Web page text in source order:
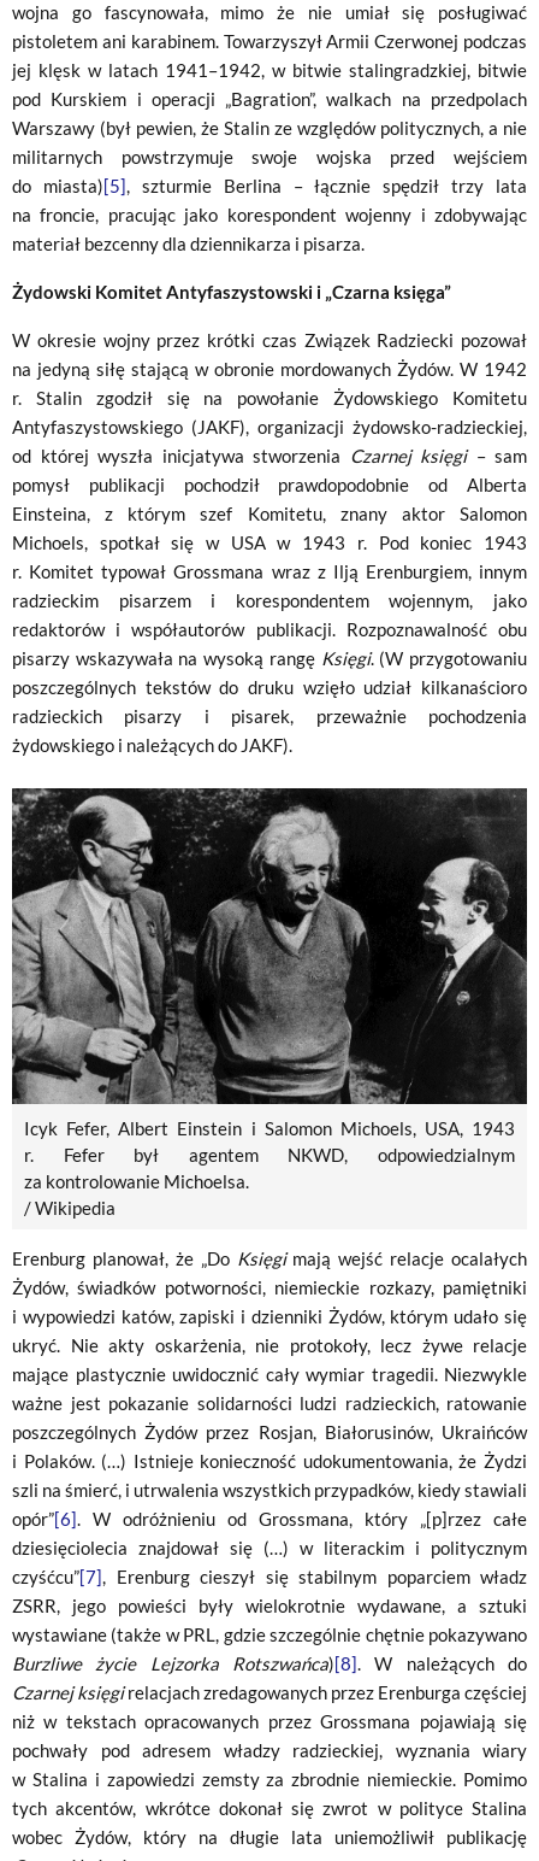
wojna go fascynowała, mimo że nie umiał się posługiwać
pistoletem ani karabinem. Towarzyszył Armii Czerwonej podczas
jej klęsk w latach 1941–1942, w bitwie stalingradzkiej, bitwie
pod Kurskiem i operacji „Bagration”, walkach na przedpolach
Warszawy (był pewien, że Stalin ze względów politycznych, a nie
militarnych powstrzymuje swoje wojska przed wejściem
do miasta)[5], szturmie Berlina – łącznie spędził trzy lata
na froncie, pracując jako korespondent wojenny i zdobywając
materiał bezcenny dla dziennikarza i pisarza.
Żydowski Komitet Antyfaszystowski i „Czarna księga”
W okresie wojny przez krótki czas Związek Radziecki pozował
na jedyną siłę stającą w obronie mordowanych Żydów. W 1942
r. Stalin zgodził się na powołanie Żydowskiego Komitetu
Antyfaszystowskiego (JAKF), organizacji żydowsko-radzieckiej,
od której wyszła inicjatywa stworzenia Czarnej księgi– sam
pomysł publikacji pochodził prawdopodobnie od Alberta
Einsteina, z którym szef Komitetu, znany aktor Salomon
Michoels, spotkał się w USA w 1943 r. Pod koniec 1943
r. Komitet typował Grossmana wraz z Ilją Erenburgiem, innym
radzieckim pisarzem i korespondentem wojennym, jako
redaktorów i współautorów publikacji. Rozpoznawalność obu
pisarzy wskazywała na wysoką rangę Księgi. (W przygotowaniu
poszczególnych tekstów do druku wzięło udział kilkanaścioro
radzieckich pisarzy i pisarek, przeważnie pochodzenia
żydowskiego i należących do JAKF).
Icyk Fefer, Albert Einstein i Salomon Michoels, USA, 1943
r. Fefer był agentem NKWD, odpowiedzialnym
za kontrolowanie Michoelsa.
/ Wikipedia
Erenburg planował, że „Do Księgimają wejść relacje ocalałych
Żydów, świadków potworności, niemieckie rozkazy, pamiętniki
i wypowiedzi katów, zapiski i dzienniki Żydów, którym udało się
ukryć. Nie akty oskarżenia, nie protokoły, lecz żywe relacje
mające plastycznie uwidocznić cały wymiar tragedii. Niezwykle
ważne jest pokazanie solidarności ludzi radzieckich, ratowanie
poszczególnych Żydów przez Rosjan, Białorusinów, Ukraińców
i Polaków. (…) Istnieje konieczność udokumentowania, że Żydzi
szli na śmierć, i utrwalenia wszystkich przypadków, kiedy stawiali
opór”[6]. W odróżnieniu od Grossmana, który „[p]rzez całe
dziesięciolecia znajdował się (…) w literackim i politycznym
czyśćcu”[7], Erenburg cieszył się stabilnym poparciem władz
ZSRR, jego powieści były wielokrotnie wydawane, a sztuki
wystawiane (także w PRL, gdzie szczególnie chętnie pokazywano
Burzliwe życie Lejzorka Rotszwańca)[8]. W należących do
Czarnej księgirelacjach zredagowanych przez Erenburga częściej
niż w tekstach opracowanych przez Grossmana pojawiają się
pochwały pod adresem władzy radzieckiej, wyznania wiary
w Stalina i zapowiedzi zemsty za zbrodnie niemieckie. Pomimo
tych akcentów, wkrótce dokonał się zwrot w polityce Stalina
wobec Żydów, który na długie lata uniemożliwił publikację